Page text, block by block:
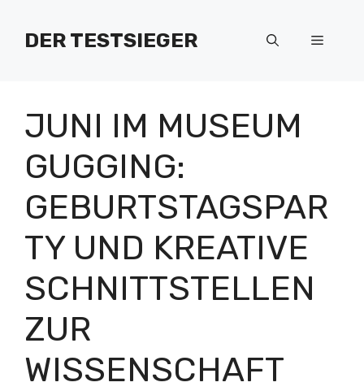
Inhalt
springenDER TESTSIEGER Menü
JUNI IM MUSEUM
GUGGING:
GEBURTSTAGSPAR
TY UND KREATIVE
SCHNITTSTELLEN
ZUR
WISSENSCHAFT